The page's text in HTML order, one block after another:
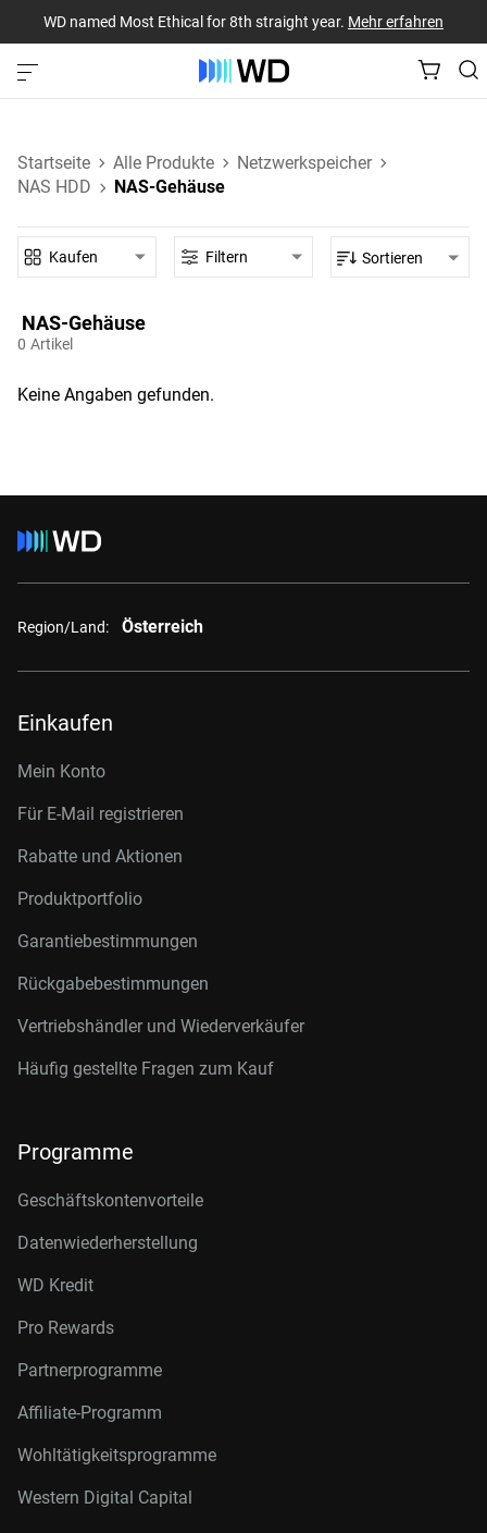
WD named Most Ethical for 8th straight year. Mehr erfahren
Startseite Alle Produkte
Netzwerkspeicher
NAS HDD
NAS-Gehäuse
NAS-Gehäuse‎
0 Artikel
Kaufen Filtern Sortieren
Keine Angaben gefunden.
Region/Land: Österreich
Einkaufen
Mein Konto
Für E-Mail registrieren
Rabatte und Aktionen
Produktportfolio
Garantiebestimmungen
Rückgabebestimmungen
Vertriebshändler und Wiederverkäufer
Häufig gestellte Fragen zum Kauf
Programme
Geschäftskontenvorteile
Datenwiederherstellung
WD Kredit
Pro Rewards
Partnerprogramme
Affiliate-Programm
Wohltätigkeitsprogramme
Western Digital Capital